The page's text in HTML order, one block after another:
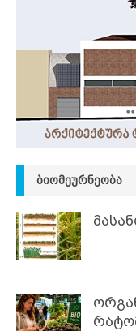
ᲑᲘᲝᲛᲔᲣᲠᲜᲔᲝᲑᲐ